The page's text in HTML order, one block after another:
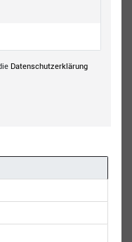
Daten­schutz­erklärung